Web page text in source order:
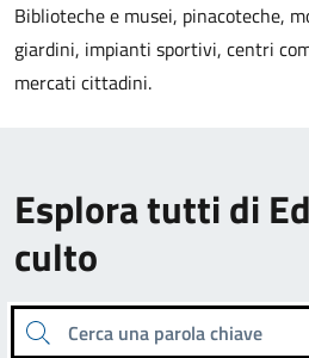
Biblioteche e musei, pinacoteche,
giardini, impianti sportivi, centri
mercati cittadini.
Esplora tutti di
culto
Cerca una parola chiave